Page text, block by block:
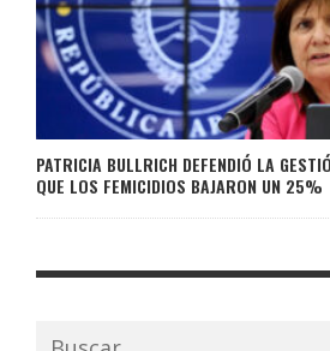
PATRICIA BULLRICH DEFENDIÓ LA
QUE LOS FEMICIDIOS BAJARON UN 25%
Buscar: